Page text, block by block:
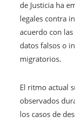
de Justicia ha
legales contra
acuerdo con
datos falsos o
migratorios.
El ritmo actual
observados
los casos de